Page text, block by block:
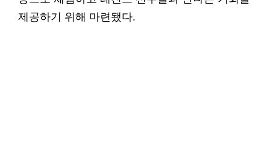
제공하기 위해 마련됐다.